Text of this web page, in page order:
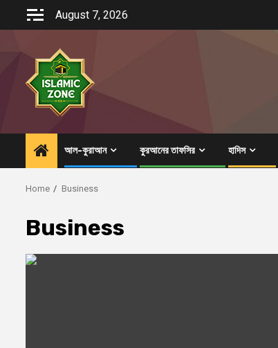
August 7, 2026
আল-কুরাআন কুরআনের তাফসির হাদিস
Home Business
Business